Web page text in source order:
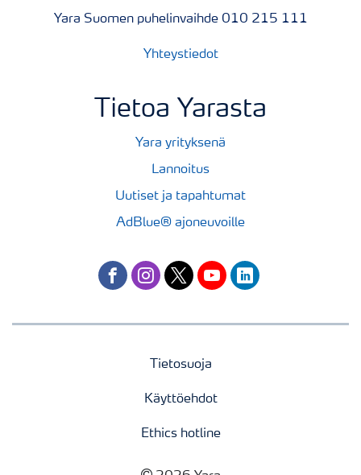
Yara Suomen puhelinvaihde 010 215 111
Yhteystiedot
Tietoa Yarasta
Yara yrityksenä
Lannoitus
Uutiset ja tapahtumat
AdBlue® ajoneuvoille
facebookinstagram
twitteryoutubelinkedin
Tietosuoja
Käyttöehdot
Ethics hotline